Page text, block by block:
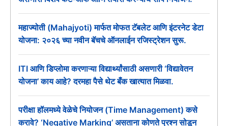
महाज्योती (Mahajyoti) मार्फत मोफत टॅबलेट आणि इंटरनेट डेटा
योजना: २०२६ च्या नवीन बॅचचे ऑनलाईन रजिस्ट्रेशन सुरू.
ITI आणि डिप्लोमा करणाऱ्या विद्यार्थ्यांसाठी असणारी ‘विद्यावेतन
योजना’ काय आहे? दरमहा पैसे थेट बँक खात्यात मिळवा.
परीक्षा हॉलमध्ये वेळेचे नियोजन (Time Management) कसे
करावे? ‘Negative Marking’ असताना कोणते प्रश्न सोडून